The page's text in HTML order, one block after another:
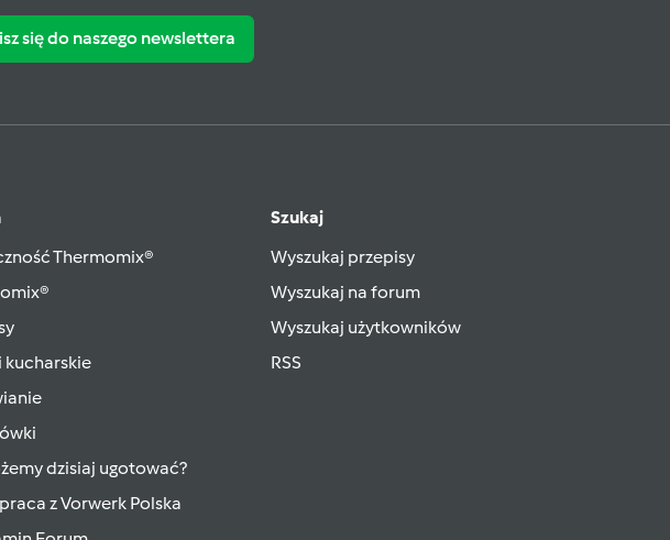
się do naszego newslettera
Thermomix®
kucharskie
dzisiaj ugotować?
z Vorwerk Polska
Szukaj
Wyszukaj przepisy
Wyszukaj na forum
Wyszukaj użytkowników
RSS